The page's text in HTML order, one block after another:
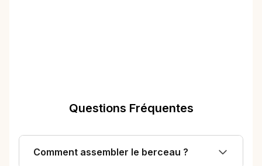
Questions Fréquentes
Comment assembler le berceau ?